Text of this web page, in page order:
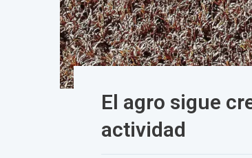
El agro sigue
actividad